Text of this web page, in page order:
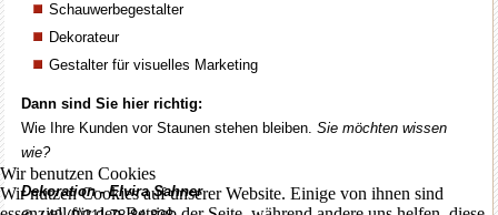
Schauwerbegestalter
Dekorateur
Gestalter für visuelles Marketing
Dann sind Sie hier richtig:
Wie Ihre Kunden vor Staunen stehen bleiben.Sie möchten wissen
wie?
Dekoration - Elvira Sahner
Wir benutzen Cookies
Wir nutzen Cookies auf unserer Website. Einige von ihnen sind